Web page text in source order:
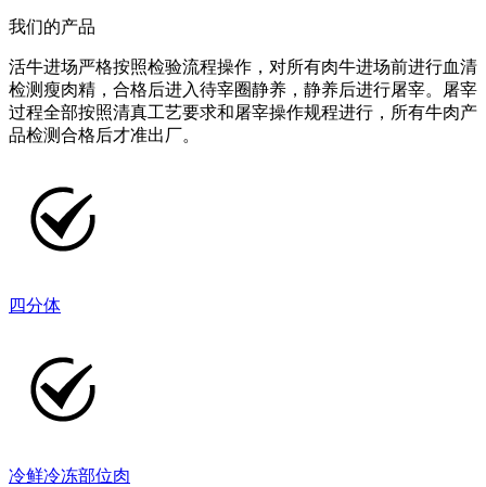
我们的产品
活牛进场严格按照检验流程操作，对所有肉牛进场前进行血清
检测瘦肉精，合格后进入待宰圈静养，静养后进行屠宰。屠宰
过程全部按照清真工艺要求和屠宰操作规程进行，所有牛肉产
品检测合格后才准出厂。
四分体
冷鲜冷冻部位肉